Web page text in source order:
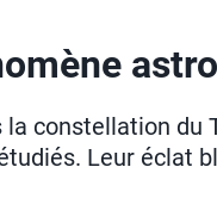
constellation du
Leur éclat